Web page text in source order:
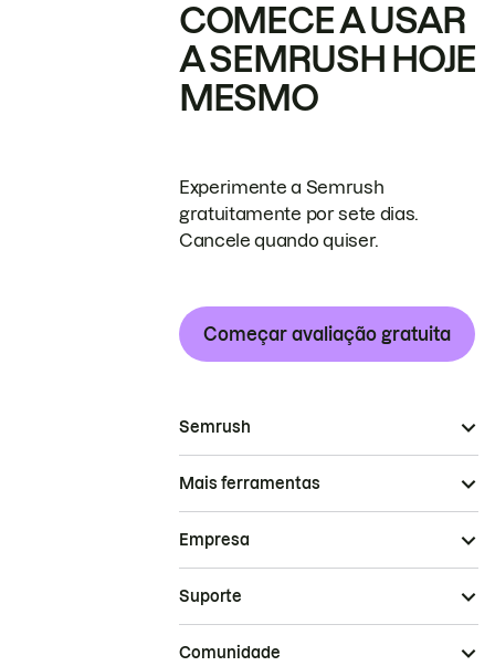
COMECE A USAR
A SEMRUSH HOJE
MESMO
Experimente a Semrush
gratuitamente por sete dias.
Cancele quando quiser.
Começar avaliação gratuita
Semrush
Mais ferramentas
Empresa
Suporte
Comunidade